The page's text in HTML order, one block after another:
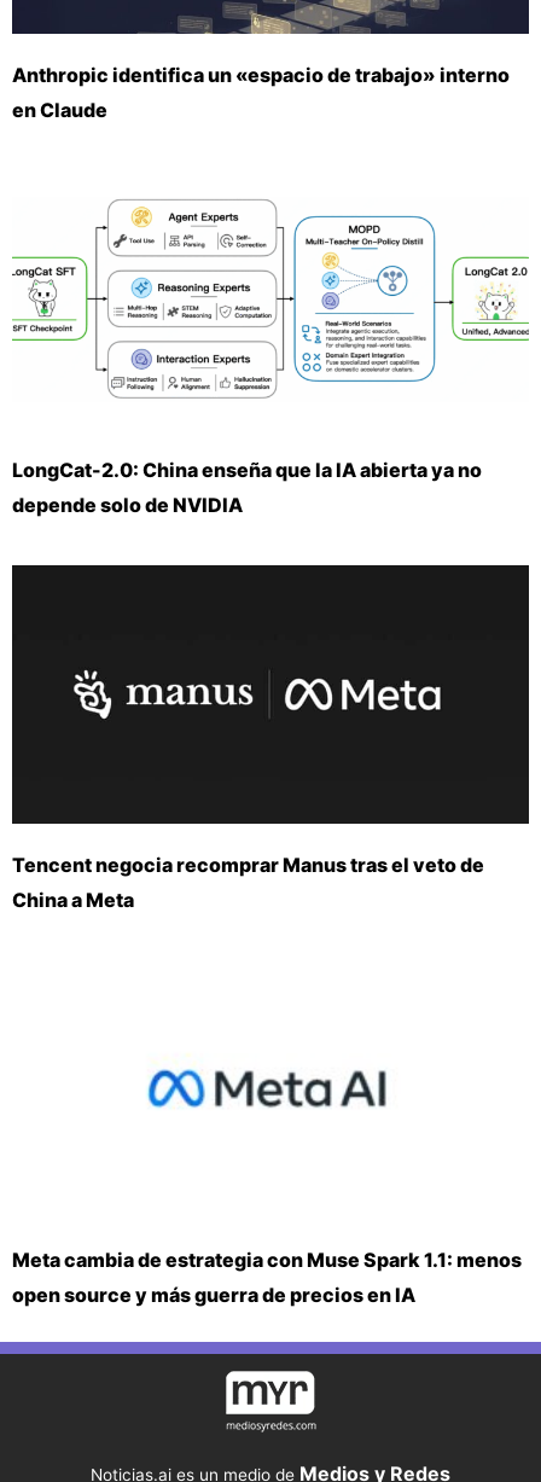
Anthropic identifica un «espacio de trabajo» interno
en Claude
LongCat-2.0: China enseña que la IA abierta ya no
depende solo de NVIDIA
Tencent negocia recomprar Manus tras el veto de
China a Meta
Meta cambia de estrategia con Muse Spark 1.1: menos
open source y más guerra de precios en IA
Noticias.ai es un medio de Medios y Redes